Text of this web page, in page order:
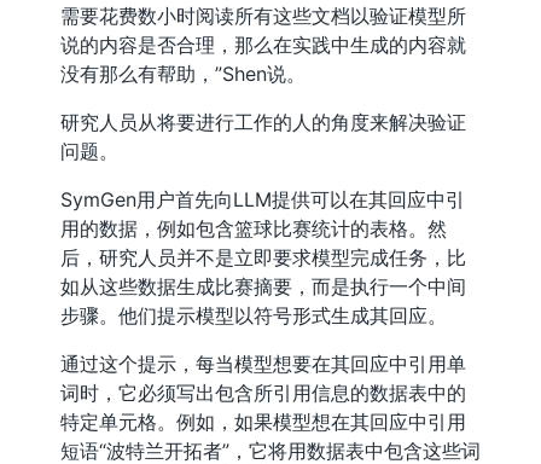
需要花费数小时阅读所有这些文档以验证模型所
说的内容是否合理，那么在实践中生成的内容就
没有那么有帮助，”Shen说。
研究人员从将要进行工作的人的角度来解决验证
问题。
SymGen用户首先向LLM提供可以在其回应中引
用的数据，例如包含篮球比赛统计的表格。然
后，研究人员并不是立即要求模型完成任务，比
如从这些数据生成比赛摘要，而是执行一个中间
步骤。他们提示模型以符号形式生成其回应。
通过这个提示，每当模型想要在其回应中引用单
词时，它必须写出包含所引用信息的数据表中的
特定单元格。例如，如果模型想在其回应中引用
短语“波特兰开拓者”，它将用数据表中包含这些词